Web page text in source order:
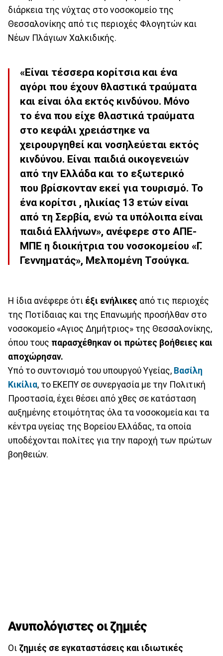
διάρκεια της νύχτας στο νοσοκομείο της
Θεσσαλονίκης από τις περιοχές Φλογητών και
Νέων Πλάγιων Χαλκιδικής.
«Είναι τέσσερα κορίτσια και ένα
αγόρι που έχουν θλαστικά τραύματα
και είναι όλα εκτός κινδύνου. Μόνο
το ένα που είχε θλαστικά τραύματα
στο κεφάλι χρειάστηκε να
χειρουργηθεί και νοσηλεύεται εκτός
κινδύνου. Είναι παιδιά οικογενειών
από την Ελλάδα και το εξωτερικό
που βρίσκονταν εκεί για τουρισμό. Το
ένα κορίτσι , ηλικίας 13 ετών είναι
από τη Σερβία, ενώ τα υπόλοιπα είναι
παιδιά Ελλήνων», ανέφερε στο ΑΠΕ-
ΜΠΕ η διοικήτρια του νοσοκομείου «Γ.
Γεννηματάς», Μελπομένη Τσούγκα.
Η ίδια ανέφερε ότι έξι ενήλικες από τις περιοχές
της Ποτίδαιας και της Επανωμής προσήλθαν στο
νοσοκομείο «Αγιος Δημήτριος» της Θεσσαλονίκης,
όπου τους παρασχέθηκαν οι πρώτες βοήθειες και
αποχώρησαν.
Υπό το συντονισμό του υπουργού Υγείας, Βασίλη
Κικίλια, το ΕΚΕΠΥ σε συνεργασία με την Πολιτική
Προστασία, έχει θέσει από χθες σε κατάσταση
αυξημένης ετοιμότητας όλα τα νοσοκομεία και τα
κέντρα υγείας της Βορείου Ελλάδας, τα οποία
υποδέχονται πολίτες για την παροχή των πρώτων
βοηθειών.
Ανυπολόγιστες οι ζημιές
Οι ζημιές σε εγκαταστάσεις και ιδιωτικές